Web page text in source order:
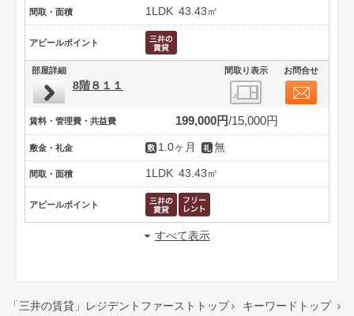
間取・面積 1LDK 43.43㎡
アピールポイント
部屋詳細 間取り表示 お問合せ
8階８１１
賃料・管理費・共益費 199,000円 15,000円
敷金・礼金 1.0ヶ月 無
間取・面積 1LDK 43.43㎡
アピールポイント
すべて表示
「三井の賃貸」レジデントファーストトップ  キーワードトップ 